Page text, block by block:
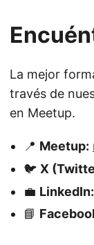
La mejor
través de
en Meetup.
📍 Meetup:
🐦 X
💼 LinkedIn:
📘